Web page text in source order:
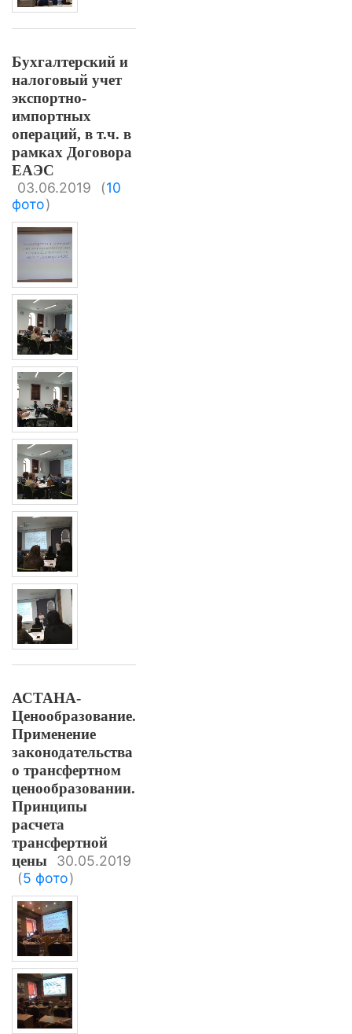
Бухгалтерский и
налоговый учет
экспортно-
импортных
операций, в т.ч. в
рамках Договора
ЕАЭС
03.06.2019
(10
фото)
АСТАНА-
Ценообразование.
Применение
законодательства
о трансфертном
ценообразовании.
Принципы
расчета
трансфертной
цены
30.05.2019
(5 фото)